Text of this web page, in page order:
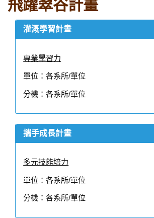
飛躍翠谷計畫
灌溉學習計畫
專業學習力
單位：各系所/單位
分機：各系所/單位
攜手成長計畫
多元技能培力
單位：各系所/單位
分機：各系所/單位